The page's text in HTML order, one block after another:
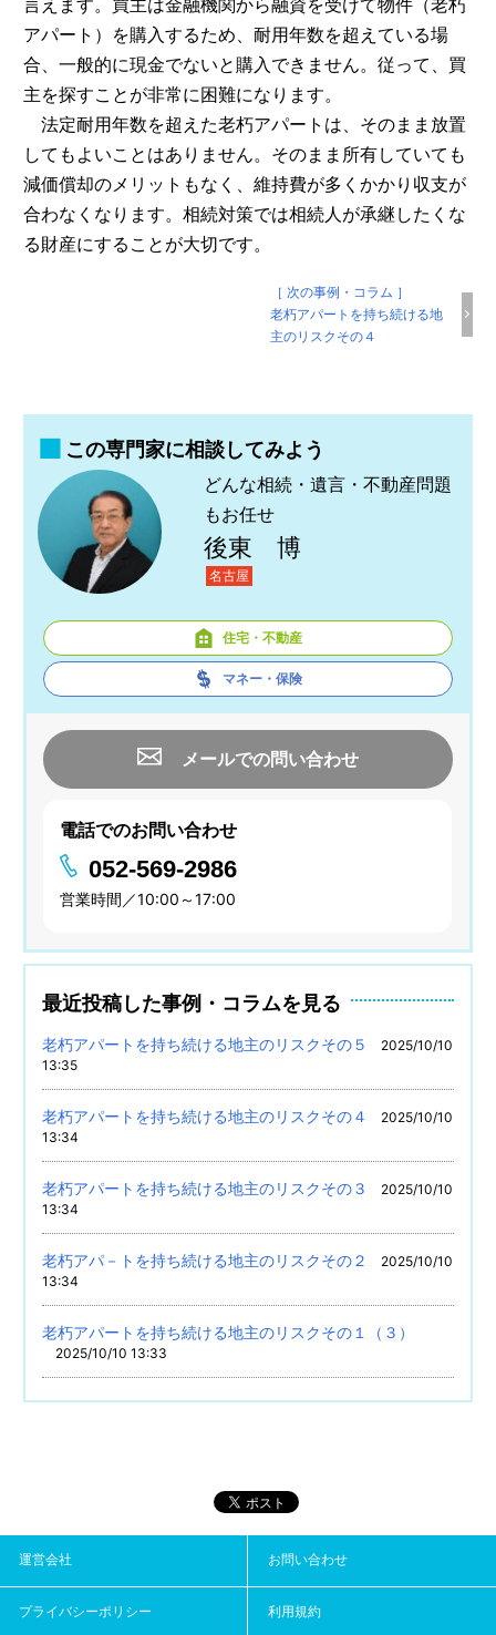
アパート）を購入するため、耐用年数を超えている場
合、一般的に現金でないと購入できません。従って、買
主を探すことが非常に困難になります。
法定耐用年数を超えた老朽アパートは、そのまま放置
してもよいことはありません。そのまま所有していても
減価償却のメリットもなく、維持費が多くかかり収支が
合わなくなります。相続対策では相続人が承継したくな
る財産にすることが大切です。
［ 次の事例・コラム ］
老朽アパートを持ち続ける地
主のリスクその４
この専門家に相談してみよう
どんな相続・遺言・不動産問題
もお任せ
後東 博
名古屋
住宅・不動産
マネー・保険
メールでの問い合わせ
電話でのお問い合わせ
052-569-2986
営業時間／10:00～17:00
最近投稿した事例・コラムを見る
老朽アパートを持ち続ける地主のリスクその５
2025/10/10
13:35
老朽アパートを持ち続ける地主のリスクその４
2025/10/10
13:34
老朽アパートを持ち続ける地主のリスクその３
2025/10/10
13:34
老朽アパ－トを持ち続ける地主のリスクその２
2025/10/10
13:34
老朽アパートを持ち続ける地主のリスクその１（３）
2025/10/10 13:33
運営会社 お問い合わせ
プライバシーポリシー 利用規約